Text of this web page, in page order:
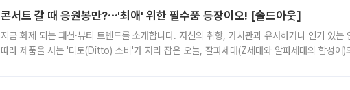
콘서트 갈 때 응원봉만?⋯'최애' 위한 필수품 등장이오! [솔드아웃]
지금 화제 되는 패션·뷰티 트렌드를 소개합니다. 자신의 취향, 가치관과 유사하거나 인기 있는
따라 제품을 사는 '디토(Ditto) 소비'가 자리 잡은 오늘, 잘파세대(Z세대와 알파세대의 합성어)